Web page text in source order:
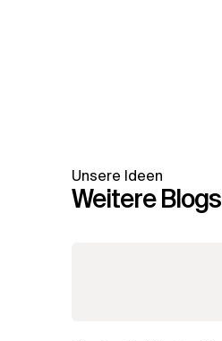
Unsere Ideen
Weitere Blogs